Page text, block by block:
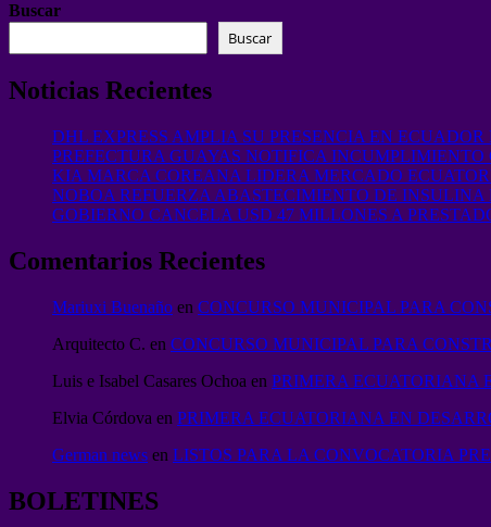
Buscar
Buscar
Noticias Recientes
DHL EXPRESS AMPLIA SU PRESENCIA EN
PREFECTURA GUAYAS NOTIFICA
KIA MARCA COREANA LIDERA MERCADO
NOBOA REFUERZA ABASTECIMIENTO DE INSULINA
GOBIERNO CANCELA USD 47 MILLONES A
Comentarios Recientes
Mariuxi Buenaño en CONCURSO MUNICIPAL PARA
Arquitecto C. en CONCURSO MUNICIPAL PARA
Luis e Isabel Casares Ochoa en PRIMERA ECUATORIANA
Elvia Córdova en PRIMERA ECUATORIANA EN
German news en LISTOS PARA LA CONVOCATORIA
BOLETINES